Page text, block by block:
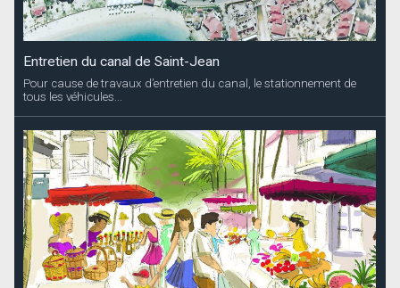
Entretien du canal de Saint-Jean
Pour cause de travaux d’entretien du canal, le stationnement de
tous les véhicules...